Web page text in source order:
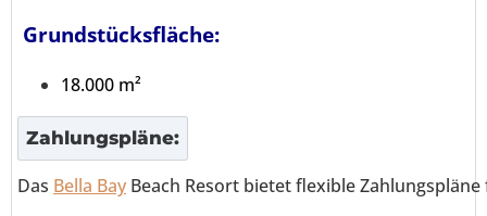
Grundstücksfläche:
18.000 m²
Zahlungspläne:
Das Bella Bay Beach Resort bietet flexible